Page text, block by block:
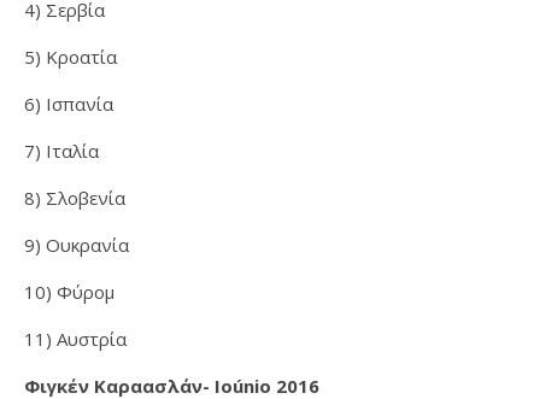
4) Σερβία
5) Κροατία
6) Ισπανία
7) Ιταλία
8) Σλοβενία
9) Ουκρανία
10) Φύρομ
11) Αυστρία
Φιγκέν Καραασλάν- Ioúnio 2016